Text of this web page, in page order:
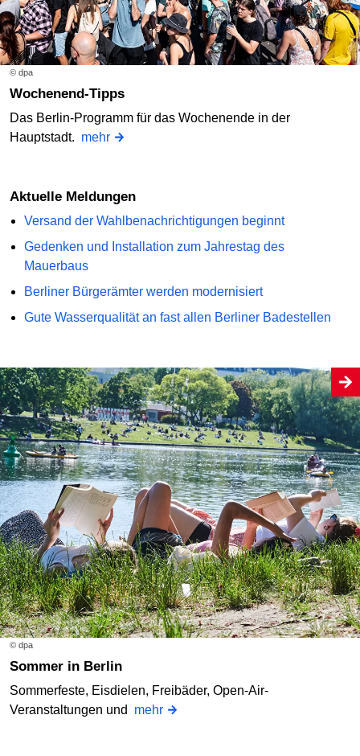
© dpa
Wochenend-Tipps
Das Berlin-Programm für das Wochenende in der
Hauptstadt. mehr
Aktuelle Meldungen
Versand der Wahlbenachrichtigungen beginnt
Gedenken und Installation zum Jahrestag des
Mauerbaus
Berliner Bürgerämter werden modernisiert
Gute Wasserqualität an fast allen Berliner Badestellen
© dpa
Sommer in Berlin
Sommerfeste, Eisdielen, Freibäder, Open-Air-
Veranstaltungen und mehr